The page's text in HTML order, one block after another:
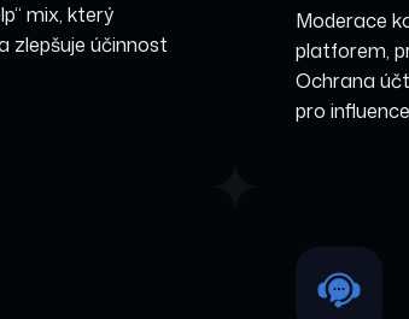
mix, který
zlepšuje účinnost
Moderace
platforem,
Ochrana
pro